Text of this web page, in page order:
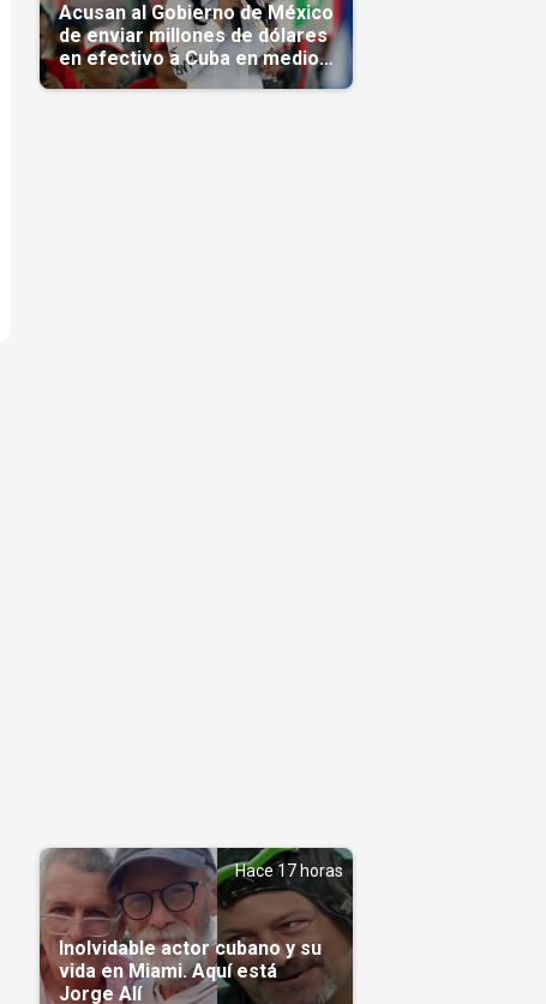
Acusan al Gobierno de México
de enviar millones de dólares
en efectivo a Cuba en medio
de la crisis de la Isla
Hace 17 horas
Inolvidable actor cubano y su
vida en Miami. Aquí está
Jorge Alí